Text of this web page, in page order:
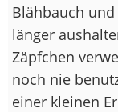
Blähbauch
länger
Zäpfchen
noch nie
einer kleinen